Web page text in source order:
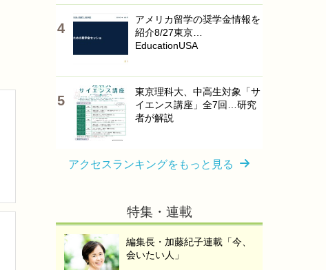
アメリカ留学の奨学金情報を
紹介8/27東京…
EducationUSA
東京理科大、中高生対象「サ
イエンス講座」全7回…研究
者が解説
アクセスランキングをもっと見る
特集・連載
編集長・加藤紀子連載「今、
会いたい人」